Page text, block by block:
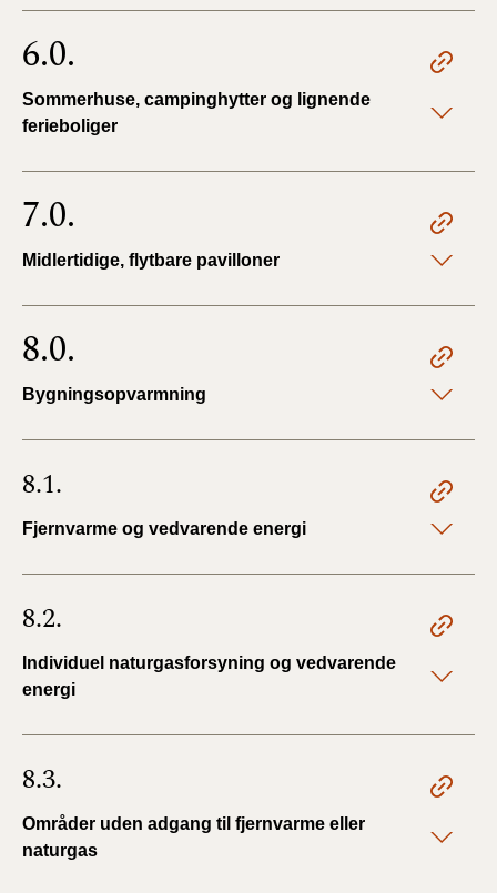
6.0.
Sommerhuse, campinghytter og lignende
ferieboliger
7.0.
Midlertidige, flytbare pavilloner
8.0.
Bygningsopvarmning
8.1.
Fjernvarme og vedvarende energi
8.2.
Individuel naturgasforsyning og vedvarende
energi
8.3.
Områder uden adgang til fjernvarme eller
naturgas